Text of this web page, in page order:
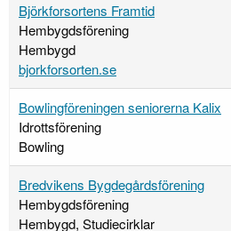
Björkforsortens Framtid
Hembygdsförening
Hembygd
bjorkforsorten.se
Bowlingföreningen seniorerna Kalix
Idrottsförening
Bowling
Bredvikens Bygdegårdsförening
Hembygdsförening
Hembygd, Studiecirklar